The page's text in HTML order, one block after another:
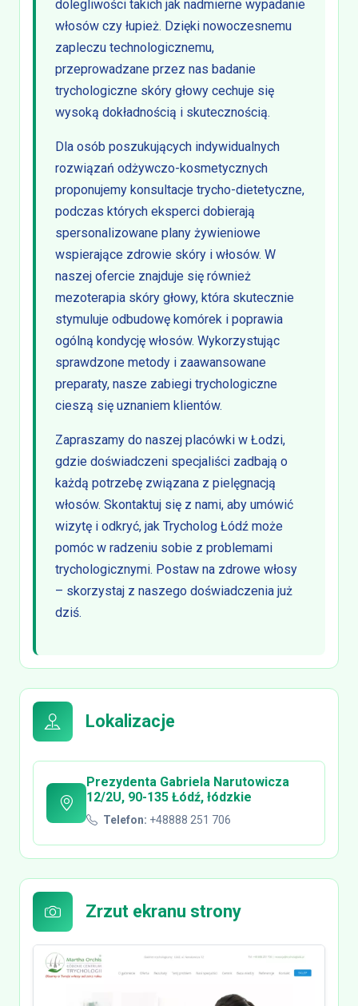
dolegliwości takich jak nadmierne wypadanie
włosów czy łupież. Dzięki nowoczesnemu
zapleczu technologicznemu,
przeprowadzane przez nas badanie
trychologiczne skóry głowy cechuje się
wysoką dokładnością i skutecznością.
Dla osób poszukujących indywidualnych
rozwiązań odżywczo-kosmetycznych
proponujemy konsultacje trycho-dietetyczne,
podczas których eksperci dobierają
spersonalizowane plany żywieniowe
wspierające zdrowie skóry i włosów. W
naszej ofercie znajduje się również
mezoterapia skóry głowy, która skutecznie
stymuluje odbudowę komórek i poprawia
ogólną kondycję włosów. Wykorzystując
sprawdzone metody i zaawansowane
preparaty, nasze zabiegi trychologiczne
cieszą się uznaniem klientów.
Zapraszamy do naszej placówki w Łodzi,
gdzie doświadczeni specjaliści zadbają o
każdą potrzebę związana z pielęgnacją
włosów. Skontaktuj się z nami, aby umówić
wizytę i odkryć, jak Trycholog Łódź może
pomóc w radzeniu sobie z problemami
trychologicznymi. Postaw na zdrowe włosy
– skorzystaj z naszego doświadczenia już
dziś.
Lokalizacje
Prezydenta Gabriela Narutowicza
12/2U, 90-135 Łódź, łódzkie
Telefon: +48888 251 706
Zrzut ekranu strony